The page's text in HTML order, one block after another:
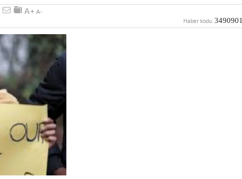
Haber kodu: 3490901